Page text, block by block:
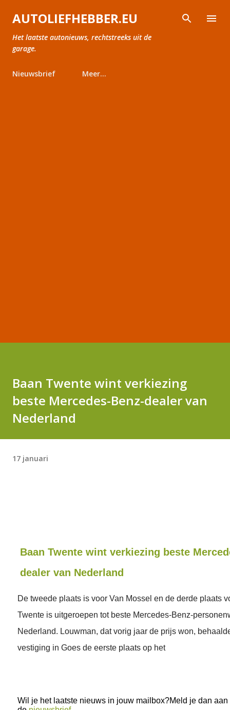
Doorgaan naar hoofdcontent
AUTOLIEFHEBBER.EU
Het laatste autonieuws, rechtstreeks uit de
garage.
Nieuwsbrief Meer…
Baan Twente wint verkiezing
beste Mercedes-Benz-dealer van
Nederland
17 januari
Baan Twente wint verkiezing beste
dealer van Nederland
De tweede plaats is voor Van Mossel en de derde plaats
Twente is uitgeroepen tot beste Mercedes-Benz-
Nederland. Louwman, dat vorig jaar de prijs won,
vestiging in Goes de eerste plaats op het
Wil je het laatste nieuws in jouw mailbox?Meld je dan aan